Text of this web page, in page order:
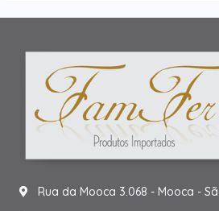
Rua da Mooca 3.068 - Mooca -